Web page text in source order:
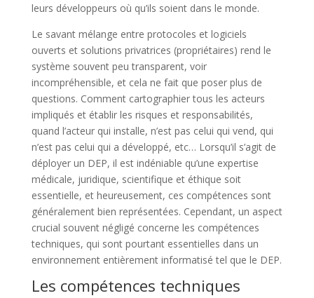
leurs développeurs où qu’ils soient dans le monde.
Le savant mélange entre protocoles et logiciels
ouverts et solutions privatrices (propriétaires) rend le
système souvent peu transparent, voir
incompréhensible, et cela ne fait que poser plus de
questions. Comment cartographier tous les acteurs
impliqués et établir les risques et responsabilités,
quand l’acteur qui installe, n’est pas celui qui vend, qui
n’est pas celui qui a développé, etc… Lorsqu’il s’agit de
déployer un DEP, il est indéniable qu’une expertise
médicale, juridique, scientifique et éthique soit
essentielle, et heureusement, ces compétences sont
généralement bien représentées. Cependant, un aspect
crucial souvent négligé concerne les compétences
techniques, qui sont pourtant essentielles dans un
environnement entièrement informatisé tel que le DEP.
Les compétences techniques